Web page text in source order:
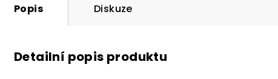
Popis Diskuze
Detailní popis produktu